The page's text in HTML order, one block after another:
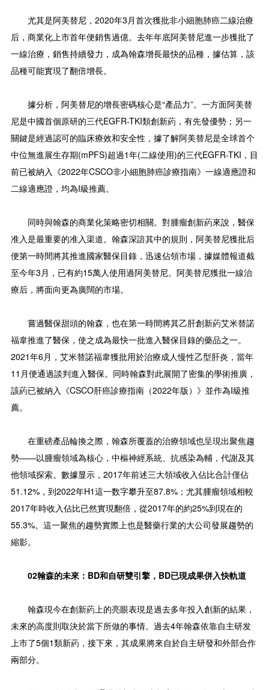
尤其是阿美替尼，2020年3月首次獲批非小細胞肺癌二線治療
后，商業化上市首年便銷售過億。去年年底阿美替尼進一步獲批了
一線治療，銷售持續發力，成為翰森增長最快的品種，據估算，該
品種可能實現了翻倍增長。
據分析，阿美替尼的增長密碼核心是“產品力”。一方面阿美替
尼是中國首個原研的三代EGFR-TKI類創新葯，有先發優勢；另一
關鍵是經過認可的臨床療效和安全性，據了解阿美替尼是全球首个
中位無進展生存期(mPFS)超過1年(二線使用)的三代EGFR-TKI，目
前已被納入《2022年CSCO非小細胞肺癌診療指南》一線適應證和
二線適應證，均為I級推薦。
同時與翰森的商業化策略密切相關。對腫瘤創新葯來說，醫保
准入是最重要的准入渠道。翰森深諳其中的規則，阿美替尼獲批后
便第一時間將其推進國家醫保目錄，迅速佔領市場，據媒體報道截
至今年3月，已有約15萬人使用過阿美替尼。阿美替尼獲批一線治
療后，將面向更為廣闊的市場。
嘗過醫保甜頭的翰森，也在第一時間將其乙肝創新葯艾米替諾
福韋推進了醫保，使之成為最快一批進入醫保目錄的藥品之一。
2021年6月，艾米替諾福韋獲批用於治療成人慢性乙型肝炎，當年
11月便通過談判進入醫保。同時翰森對此展開了密集的學術推廣，
該葯已被納入《CSCO肝癌診療指南（2022年版）》並作為I級推
薦。
在重磅產品輪換之際，翰森所覆蓋的治療領域也呈現出聚焦趨
勢——以腫瘤領域為核心，中樞神經系統、抗感染為輔，代謝及其
他領域探索。數據显示，2017年前述三大領域收入佔比合計僅佔
51.12%，到2022年H1這一数字攀升至87.8%；尤其腫瘤領域相較
2017年時收入佔比已然實現翻倍，從2017年的約25%到現在的
55.3%。這一聚焦的趨勢實際上也是醫藥行業的大公司發展趨勢的
縮影。
02翰森的未來：BD和自研雙引擎，BD已現成果併入快軌道
翰森現今在創新葯上的亮眼表現是過去多年投入創新的結果，
未來的高度則取決於當下所做的事情。過去4年翰森依靠自主研发
上市了5個1類新葯，接下來，其成果將來自於自主研發和外部合作
兩部分。